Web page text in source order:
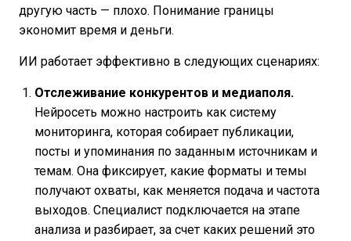
другую часть — плохо. Понимание границы
экономит время и деньги.
ИИ работает эффективно в следующих сценариях:
Отслеживание конкурентов и медиаполя.
Нейросеть можно настроить как систему
мониторинга, которая собирает публикации,
посты и упоминания по заданным источникам и
темам. Она фиксирует, какие форматы и темы
получают охваты, как меняется подача и частота
выходов. Специалист подключается на этапе
анализа и разбирает, за счет каких решений это